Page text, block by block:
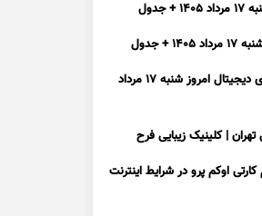
جدول
قیمت بیت کوین و ارز‌های دیجیتال امروز شنبه ۱۷ مرداد
| کلینیک زیبایی فرح
اوکم پرو در شرایط اینترنت